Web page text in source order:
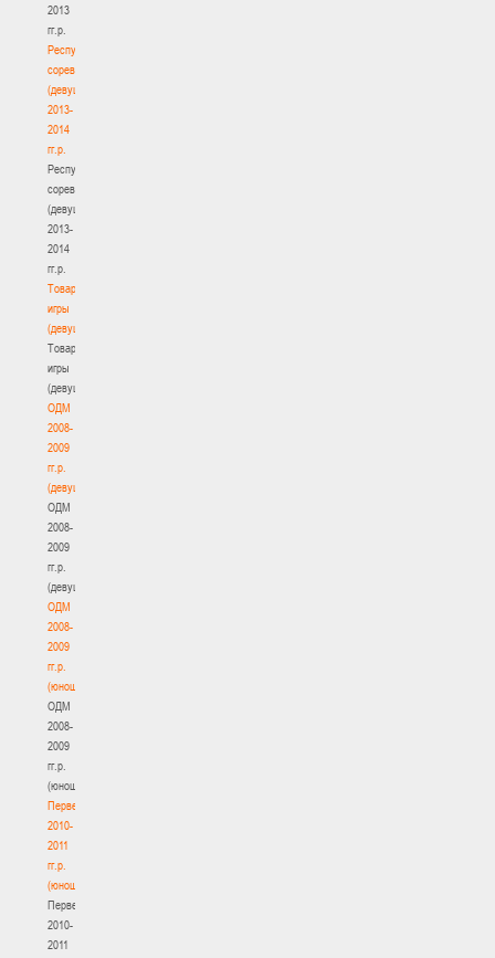
2013
гг.р.
Республиканские
соревнования
(девушки)
2013-
2014
гг.р.
Республиканские
соревнования
(девушки)
2013-
2014
гг.р.
Товарищеские
игры
(девушки)
Товарищеские
игры
(девушки)
ОДМ
2008-
2009
гг.р.
(девушки)
ОДМ
2008-
2009
гг.р.
(девушки)
ОДМ
2008-
2009
гг.р.
(юноши)
ОДМ
2008-
2009
гг.р.
(юноши)
Первенство
2010-
2011
гг.р.
(юноши)
Первенство
2010-
2011